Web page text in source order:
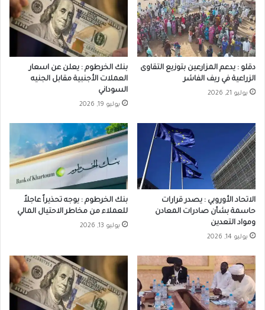
دقلو : يدعم المزارعين بتوزيع التقاوى
الزراعية في ريف الفاشر
يوليو 21, 2026
بنك الخرطوم : يعلن عن اسعار
العملات الأجنبية مقابل الجنيه
السوداني
يوليو 19, 2026
الاتحاد الأوروبي : يصدر قرارات
حاسمة بشأن صادرات المعادن
ومواد التعدين
يوليو 14, 2026
بنك الخرطوم : يوجه تحذيراً عاجلاً
للعملاء من مخاطر الاحتيال المالي
يوليو 13, 2026